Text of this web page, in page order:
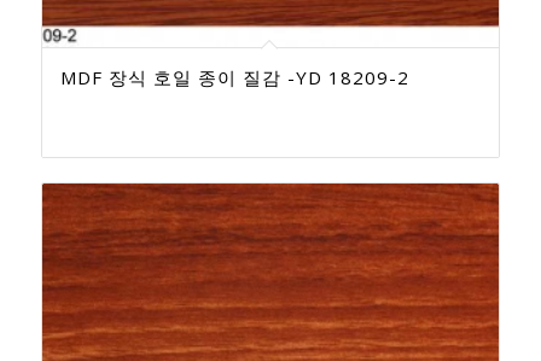
MDF 장식 호일 종이 질감 -YD 18209-2